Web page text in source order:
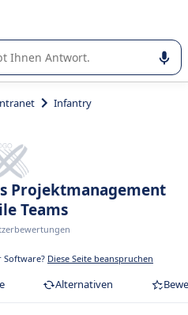
Nutzung oder Auswahl
Infantry
Projektmanagement
Teams
Software? Diese Seite beanspruchen
Alternativen